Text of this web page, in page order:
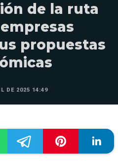
de la ruta
propuestas
DE 2025 14:49